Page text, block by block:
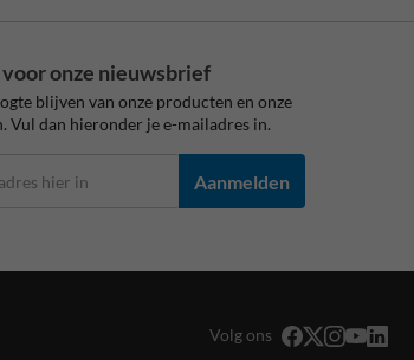
onze nieuwsbrief
blijven van onze producten en onze
Vul dan hieronder je e-mailadres in.
Aanmelden
Volg ons